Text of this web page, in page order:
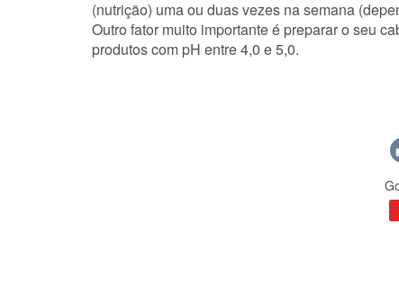
(nutrição) uma ou duas vezes na semana
Outro fator muito importante é preparar o seu
produtos com pH entre 4,0 e 5,0.